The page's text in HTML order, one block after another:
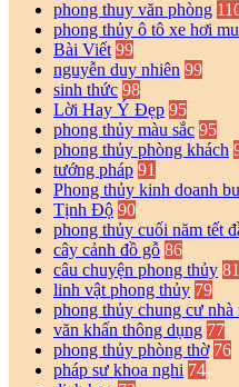
phong thuy văn phòng
phong thủy ô tô xe hơi
Bài Viết 99
nguyễn duy nhiên 99
sinh thức 98
Lời Hay Ý Đẹp 95
phong thủy màu sắc 95
phong thủy phòng khách
tướng pháp 91
Phong thủy kinh doanh
Tịnh Độ 90
phong thủy cuối năm tết
cây cảnh đồ gỗ 86
câu chuyện phong thủy 81
linh vật phong thủy 79
phong thủy chung cư nhà
văn khấn thông dụng 77
phong thủy phòng thờ 76
pháp sư khoa nghi 74